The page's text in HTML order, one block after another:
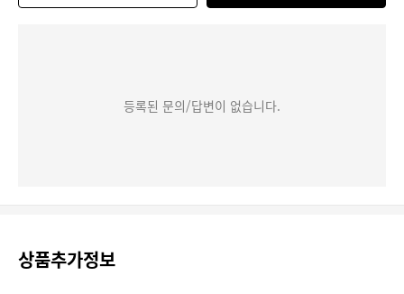
등록된 문의/답변이 없습니다.
상품추가정보